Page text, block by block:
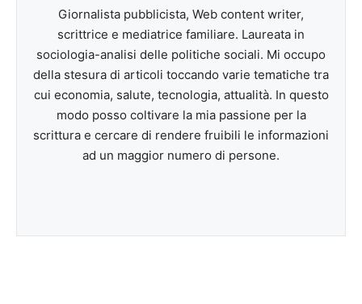
Giornalista pubblicista, Web content writer,
scrittrice e mediatrice familiare. Laureata in
sociologia-analisi delle politiche sociali. Mi occupo
della stesura di articoli toccando varie tematiche tra
cui economia, salute, tecnologia, attualità. In questo
modo posso coltivare la mia passione per la
scrittura e cercare di rendere fruibili le informazioni
ad un maggior numero di persone.